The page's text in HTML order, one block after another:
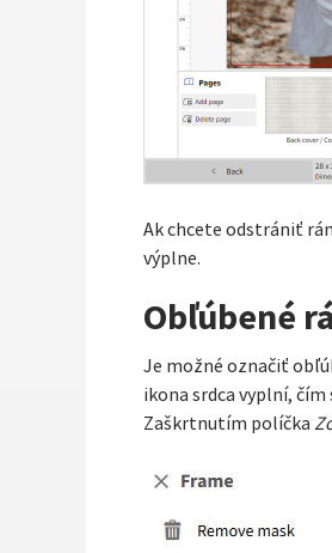
Ak chcete odstrániť
výplne.
Obľúbené
Je možné označiť
ikona srdca vyplní,
Zaškrtnutím políčka